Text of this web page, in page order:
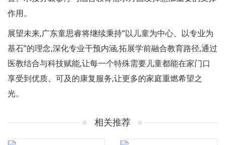
作用。
展望未来,广东童思睿将继续秉持“以儿童为中心、以专业为
基石”的理念,深化专业干预内涵,拓展学前融合教育路径,通过
医教结合与科技赋能,让每一个特殊需要儿童都能在家门口
享受到优质、可及的康复服务,让更多的家庭重燃希望之
光。
相关推荐